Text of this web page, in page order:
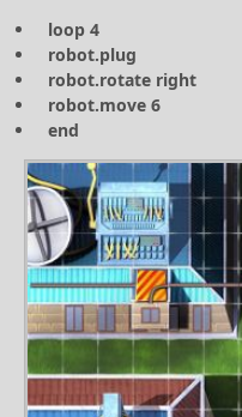
loop 4
robot.plug
robot.rotate right
robot.move 6
end